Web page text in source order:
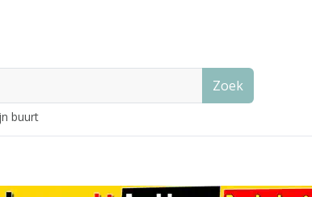
Zoek
buurt